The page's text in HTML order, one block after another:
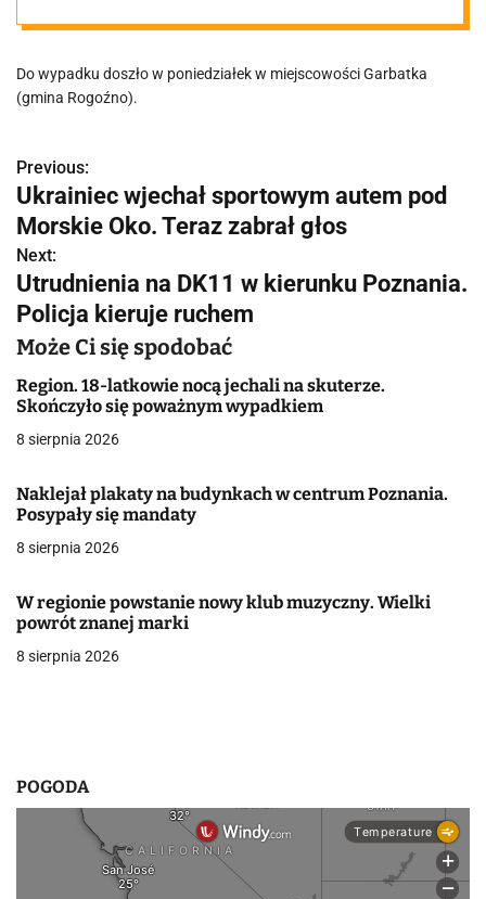
Szynobus
jadący do
Poznania
zderzył się z
samochodem
ciężarowym
Do wypadku doszło w poniedziałek w miejscowości Garbatka
(gmina Rogoźno).
N
a
w
i
g
a
c
a
w
i
s
Previous:
Ukrainiec wjechał sportowym autem pod
Morskie Oko. Teraz zabrał głos
Next:
Utrudnienia na DK11 w kierunku Poznania.
Policja kieruje ruchem
Może Ci się spodobać
Region. 18-latkowie nocą jechali na skuterze.
Skończyło się poważnym wypadkiem
8 sierpnia 2026
Naklejał plakaty na budynkach w centrum Poznania.
Posypały się mandaty
8 sierpnia 2026
W regionie powstanie nowy klub muzyczny. Wielki
powrót znanej marki
8 sierpnia 2026
POGODA